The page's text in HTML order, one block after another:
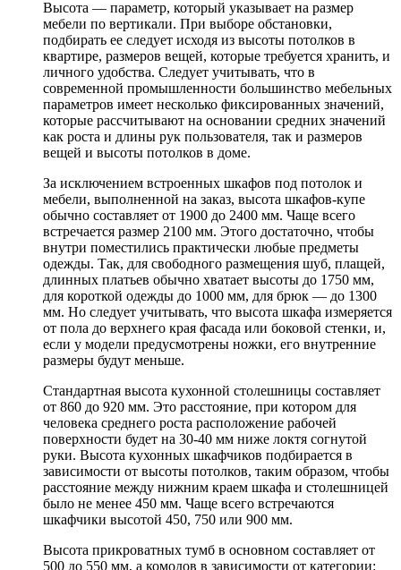
Высота — параметр, который указывает на размер
мебели по вертикали. При выборе обстановки,
подбирать ее следует исходя из высоты потолков в
квартире, размеров вещей, которые требуется хранить, и
личного удобства. Следует учитывать, что в
современной промышленности большинство мебельных
параметров имеет несколько фиксированных значений,
которые рассчитывают на основании средних значений
как роста и длины рук пользователя, так и размеров
вещей и высоты потолков в доме.
За исключением встроенных шкафов под потолок и
мебели, выполненной на заказ, высота шкафов-купе
обычно составляет от 1900 до 2400 мм. Чаще всего
встречается размер 2100 мм. Этого достаточно, чтобы
внутри поместились практически любые предметы
одежды. Так, для свободного размещения шуб, плащей,
длинных платьев обычно хватает высоты до 1750 мм,
для короткой одежды до 1000 мм, для брюк — до 1300
мм. Но следует учитывать, что высота шкафа измеряется
от пола до верхнего края фасада или боковой стенки, и,
если у модели предусмотрены ножки, его внутренние
размеры будут меньше.
Стандартная высота кухонной столешницы составляет
от 860 до 920 мм. Это расстояние, при котором для
человека среднего роста расположение рабочей
поверхности будет на 30-40 мм ниже локтя согнутой
руки. Высота кухонных шкафчиков подбирается в
зависимости от высоты потолков, таким образом, чтобы
расстояние между нижним краем шкафа и столешницей
было не менее 450 мм. Чаще всего встречаются
шкафчики высотой 450, 750 или 900 мм.
Высота прикроватных тумб в основном составляет от
500 до 550 мм, а комодов в зависимости от категории: